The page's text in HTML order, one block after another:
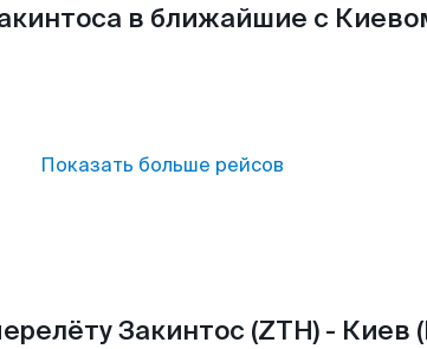
в ближайшие с
Показать больше рейсов
Закинтос (ZTH) - Киев